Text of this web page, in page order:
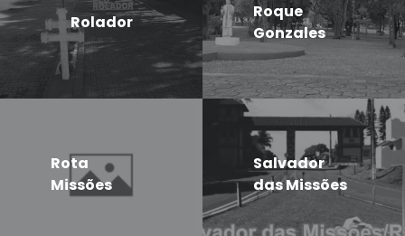
Rolador
Roque
Gonzales
Rota
Missões
Salvador
das Missões